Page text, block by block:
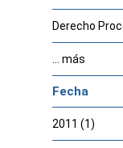
Derecho
... más
Fecha
2011 (1)